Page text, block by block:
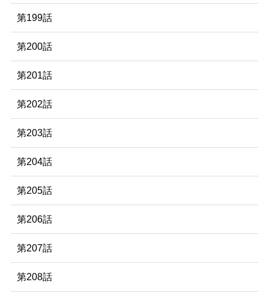
第199話
第200話
第201話
第202話
第203話
第204話
第205話
第206話
第207話
第208話